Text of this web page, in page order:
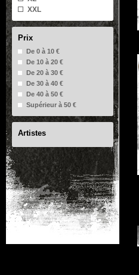
XXL
Prix
De 0 à 10 €
De 10 à 20 €
De 20 à 30 €
De 30 à 40 €
De 40 à 50 €
Supérieur à 50 €
Artistes